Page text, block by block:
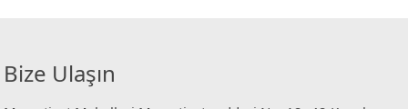
Bize Ulaşın